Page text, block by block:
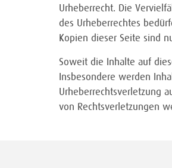
Urheberrecht. Die
des Urheberrechtes
Kopien dieser Seite sind
Soweit die Inhalte auf
Insbesondere werden
Urheberrechtsverletzung
von Rechtsverletzungen